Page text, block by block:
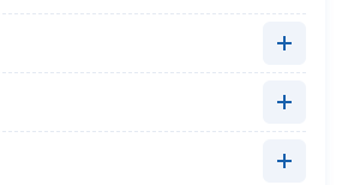
(9)
(8)